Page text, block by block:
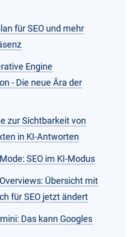
für SEO und mehr
Engine
- Die neue Ära der
zur Sichtbarkeit von
in KI-Antworten
SEO im KI-Modus
Übersicht mit
für SEO jetzt ändert
Das kann Googles